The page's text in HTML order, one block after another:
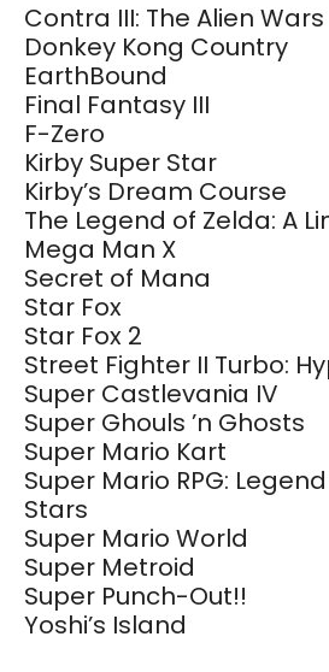
Contra III: The Alien Wars
Donkey Kong Country
EarthBound
Final Fantasy III
F-Zero
Kirby Super Star
Kirby’s Dream Course
The Legend of Zelda: A
Mega Man X
Secret of Mana
Star Fox
Star Fox 2
Street Fighter II Turbo:
Super Castlevania IV
Super Ghouls ’n Ghosts
Super Mario Kart
Super Mario RPG:
Stars
Super Mario World
Super Metroid
Super Punch-Out!!
Yoshi’s Island